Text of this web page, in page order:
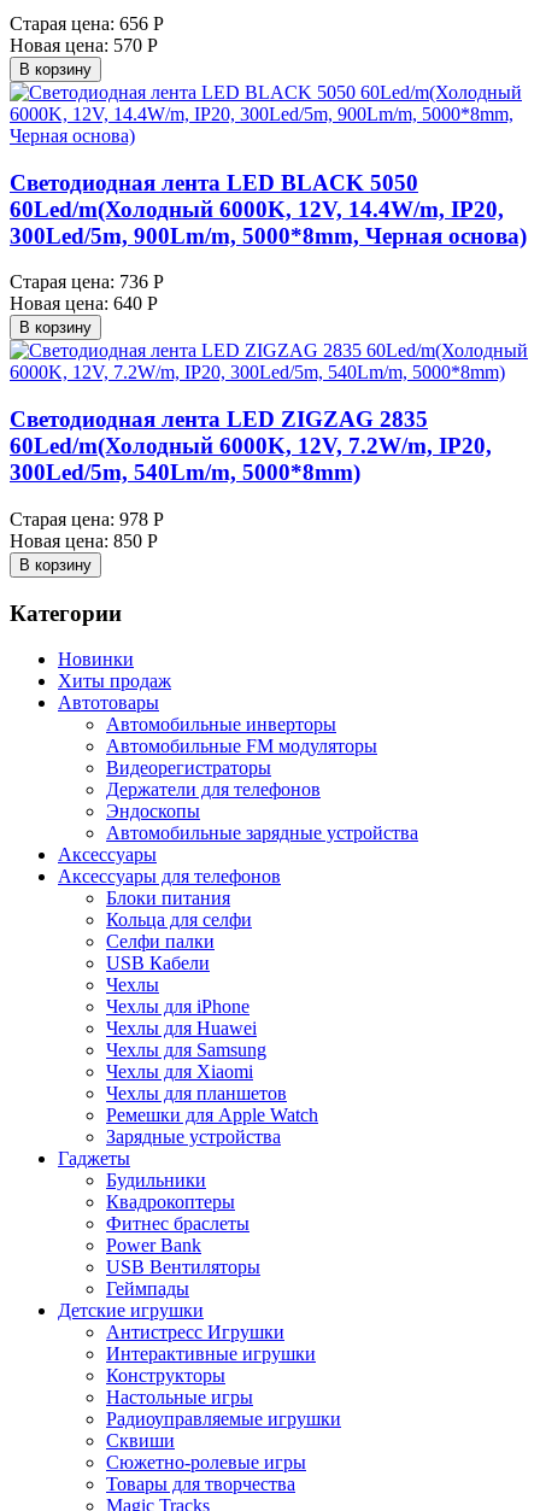
Старая цена: 656 Р
Новая цена: 570 Р
В корзину
Светодиодная лента LED BLACK 5050
60Led/m(Холодный 6000K, 12V, 14.4W/m, IP20,
300Led/5m, 900Lm/m, 5000*8mm, Черная основа)
Старая цена: 736 Р
Новая цена: 640 Р
В корзину
Светодиодная лента LED ZIGZAG 2835
60Led/m(Холодный 6000K, 12V, 7.2W/m, IP20,
300Led/5m, 540Lm/m, 5000*8mm)
Старая цена: 978 Р
Новая цена: 850 Р
В корзину
Категории
Новинки
Хиты продаж
Автотовары
Автомобильные инверторы
Автомобильные FM модуляторы
Видеорегистраторы
Держатели для телефонов
Эндоскопы
Автомобильные зарядные устройства
Аксессуары
Аксессуары для телефонов
Блоки питания
Кольца для селфи
Селфи палки
USB Кабели
Чехлы
Чехлы для iPhone
Чехлы для Huawei
Чехлы для Samsung
Чехлы для Xiaomi
Чехлы для планшетов
Ремешки для Apple Watch
Зарядные устройства
Гаджеты
Будильники
Квадрокоптеры
Фитнес браслеты
Power Bank
USB Вентиляторы
Геймпады
Детские игрушки
Антистресс Игрушки
Интерактивные игрушки
Конструкторы
Настольные игры
Радиоуправляемые игрушки
Сквиши
Сюжетно-ролевые игры
Товары для творчества
Magic Tracks